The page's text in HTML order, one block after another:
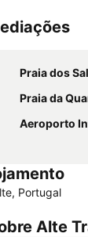
Praia dos
Praia da
Aeroporto
Portugal
Alte